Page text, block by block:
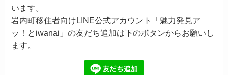
います。
岩内町移住者向けLINE公式アカウント「魅力発見ア
ッ！とiwanai」の友だち追加は下のボタンからお願いし
ます。